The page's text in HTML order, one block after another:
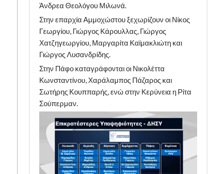
Άνδρεα Θεολόγου Μιλωνά.
Στην επαρχία Αμμοχώστου ξεχωρίζουν οι Νίκος
Γεωργίου, Γιώργος Κάρουλλας, Γιώργος
Χατζηγεωργίου, Μαργαρίτα Καϊμακλιώτη και
Γιώργος Λυσανδρίδης.
Στην Πάφο καταγράφονται οι Νικολέττα
Κωνσταντίνου, Χαράλαμπος Πάζαρος και
Σωτήρης Κουππαρής, ενώ στην Κερύνεια η Ρίτα
Σούπερμαν.